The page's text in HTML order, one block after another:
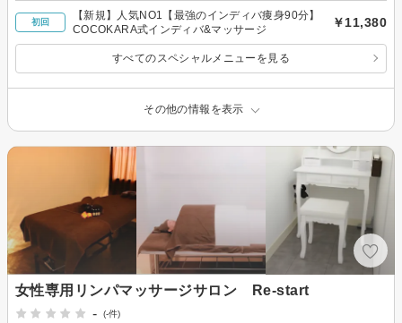
初回
【新規】人気NO1【最強のインディバ痩身90分】
COCOKARA式インディバ&マッサージ
￥11,380
すべてのスペシャルメニューを見る
その他の情報を表示
女性専用リンパマッサージサロン Re-start
-
(-件)